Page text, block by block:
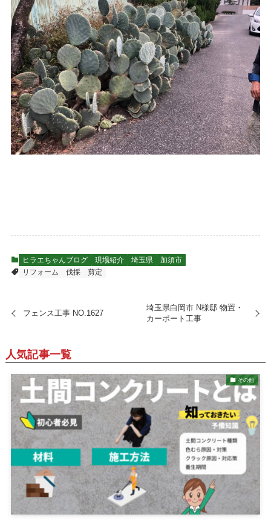
ヒラエちゃんブログ 現場紹介 埼玉県
加須市
リフォーム
伐採 剪定
フェンス工事 NO.1627
埼玉県白岡市 N様邸 物置・
カーポート工事
人気記事一覧
その他